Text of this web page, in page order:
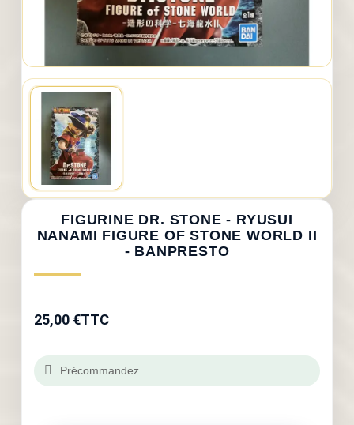
FIGURINE DR. STONE - RYUSUI
NANAMI FIGURE OF STONE WORLD II
- BANPRESTO
25,00 €TTC
Précommandez